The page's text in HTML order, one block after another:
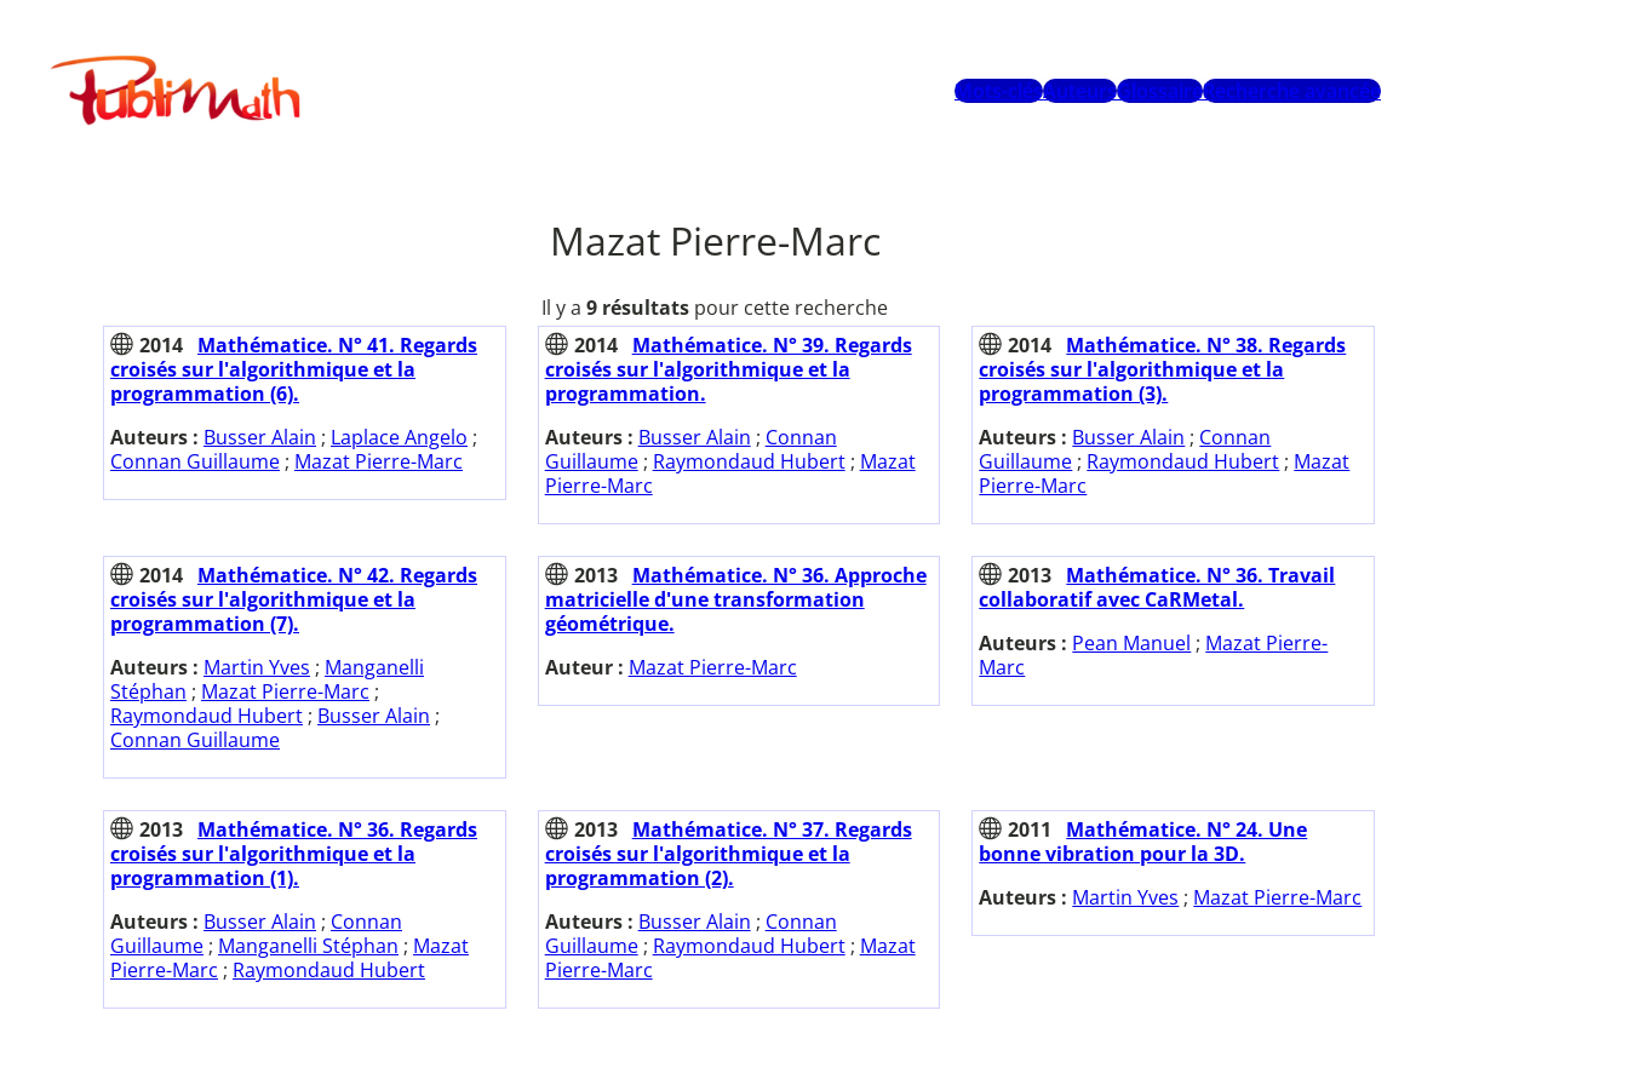
contenuPublimath
Mots-clésAuteursGlossaireRecherche avancée
Mazat Pierre-Marc
Il y a 9 résultats pour cette recherche
2014 Mathématice. N° 41. Regards
croisés sur l'algorithmique et la
programmation (6).
Auteurs : Busser Alain ; Laplace Angelo ;
Connan Guillaume ; Mazat Pierre-Marc
2014
Mathématice. N° 39. Regards
croisés sur l'algorithmique et la
programmation.
Auteurs : Busser Alain ; Connan
Guillaume; Raymondaud Hubert; Mazat
Pierre-Marc
2014 Mathématice. N° 38. Regards
croisés sur l'algorithmique et la
programmation (3).
Auteurs : Busser Alain ; Connan
Guillaume ; Raymondaud Hubert ; Mazat
Pierre-Marc
2014 Mathématice. N° 42. Regards
croisés sur l'algorithmique et la
programmation (7).
Auteurs : Martin Yves ; Manganelli
Stéphan ; Mazat Pierre-Marc ;
Raymondaud Hubert ; Busser Alain ;
Connan Guillaume
2013
Mathématice. N° 36. Approche
matricielle d'une transformation
géométrique.
Auteur : Mazat Pierre-Marc
2013 Mathématice. N° 36. Travail
collaboratif avec CaRMetal.
Auteurs : Pean Manuel ; Mazat Pierre-
Marc
2013 Mathématice. N° 36. Regards
croisés sur l'algorithmique et la
programmation (1).
Auteurs : Busser Alain ; Connan
Guillaume ; Manganelli Stéphan ; Mazat
Pierre-Marc ; Raymondaud Hubert
2013
Mathématice. N° 37. Regards
croisés sur l'algorithmique et la
programmation (2).
Auteurs : Busser Alain ; Connan
Guillaume; Raymondaud Hubert; Mazat
Pierre-Marc
2011
Mathématice. N° 24. Une
bonne vibration pour la 3D.
Auteurs : Martin Yves ; Mazat Pierre-Marc